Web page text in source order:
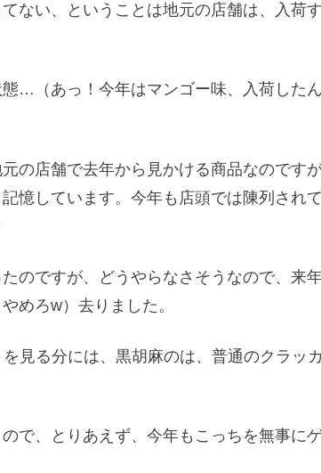
ない、ということは地元の店舗は、入荷
…（あっ！今年はマンゴー味、入荷したん
の店舗で去年から見かける商品なのですが
憶しています。今年も店頭では陳列され
のですが、どうやらなさそうなので、来
めろw）去りました。
見る分には、黒胡麻のは、普通のクラッ
で、とりあえず、今年もこっちを無事に